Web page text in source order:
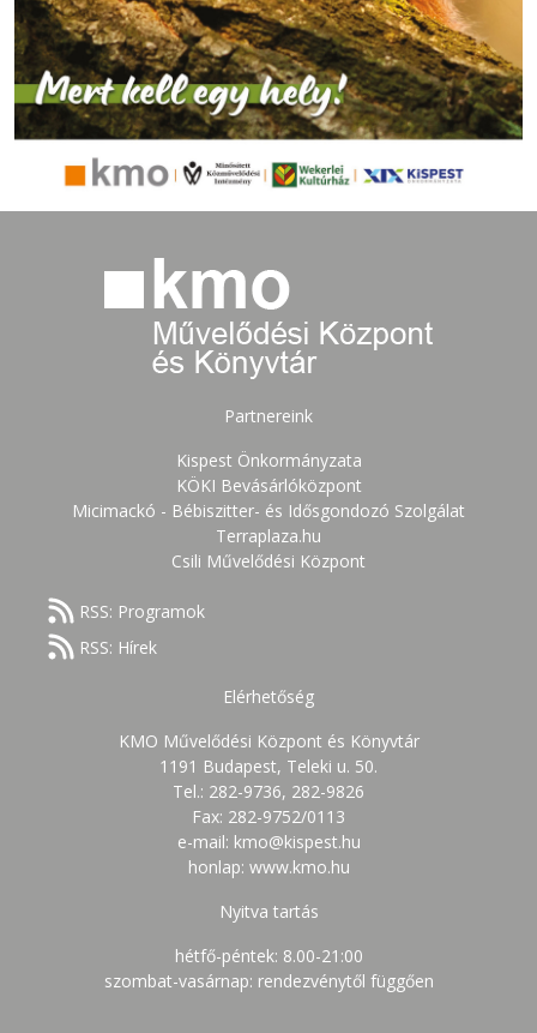
Partnereink
Kispest Önkormányzata
KÖKI Bevásárlóközpont
Micimackó - Bébiszitter- és Idősgondozó Szolgálat
Terraplaza.hu
Csili Művelődési Központ
RSS: Programok
RSS: Hírek
Elérhetőség
KMO Művelődési Központ és Könyvtár
1191 Budapest, Teleki u. 50.
Tel.: 282-9736, 282-9826
Fax: 282-9752/0113
e-mail: kmo@kispest.hu
honlap: www.kmo.hu
Nyitva tartás
hétfő-péntek: 8.00-21:00
szombat-vasárnap: rendezvénytől függően